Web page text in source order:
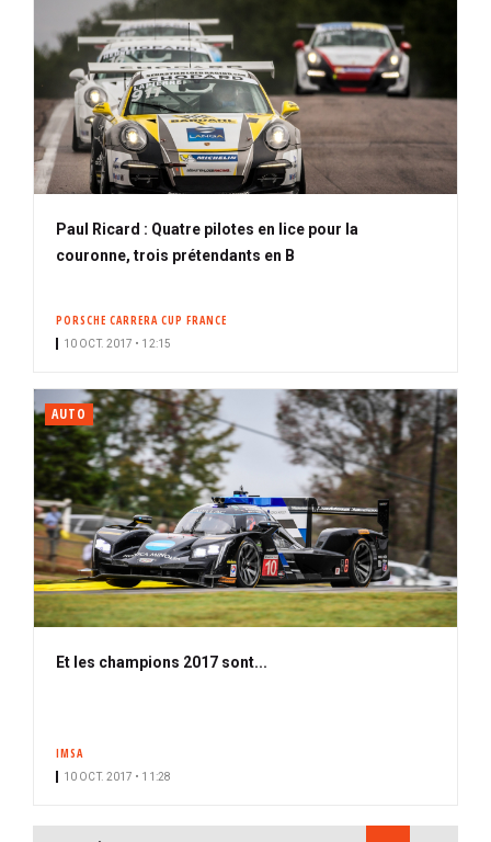
Paul Ricard : Quatre pilotes en lice pour la
couronne, trois prétendants en B
PORSCHE CARRERA CUP FRANCE
10 OCT. 2017 • 12:15
AUTO
Et les champions 2017 sont...
IMSA
10 OCT. 2017 • 11:28